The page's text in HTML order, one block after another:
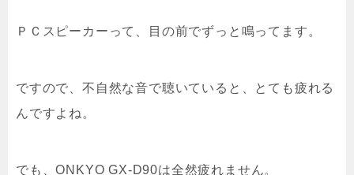
ＰＣスピーカーって、目の前でずっと鳴ってます。
ですので、不自然な音で聴いていると、とても疲れる
んですよね。
でも、ONKYO GX-D90は全然疲れません。